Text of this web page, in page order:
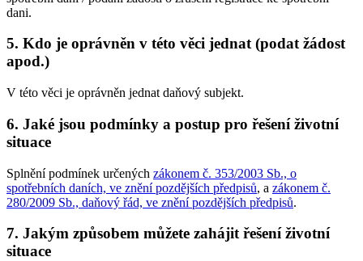
dani.
5. Kdo je oprávněn v této věci jednat (podat žádost
apod.)
V této věci je oprávněn jednat daňový subjekt.
6. Jaké jsou podmínky a postup pro řešení životní
situace
Splnění podmínek určených zákonem č. 353/2003 Sb., o
spotřebních daních, ve znění pozdějších předpisů, a zákonem č.
280/2009 Sb., daňový řád, ve znění pozdějších předpisů.
7. Jakým způsobem můžete zahájit řešení životní
situace